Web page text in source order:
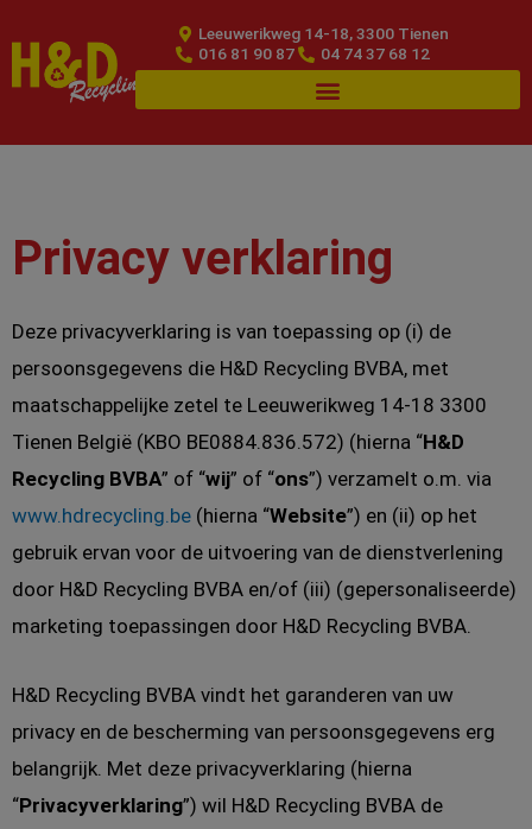
naar
Leeuwerikweg 14-18, 3300 Tienen
016 81 90 87
04 74 37 68 12
Privacy verklaring
Deze privacyverklaring is van toepassing op (i) de
persoonsgegevens die H&D Recycling BVBA, met
maatschappelijke zetel te Leeuwerikweg 14-18 3300
Tienen België (KBO BE0884.836.572) (hierna “H&D
Recycling BVBA” of “wij” of “ons”) verzamelt o.m. via
www.hdrecycling.be (hierna “Website”) en (ii) op het
gebruik ervan voor de uitvoering van de dienstverlening
door H&D Recycling BVBA en/of (iii) (gepersonaliseerde)
marketing toepassingen door H&D Recycling BVBA.
H&D Recycling BVBA vindt het garanderen van uw
privacy en de bescherming van persoonsgegevens erg
belangrijk. Met deze privacyverklaring (hierna
“Privacyverklaring”) wil H&D Recycling BVBA de